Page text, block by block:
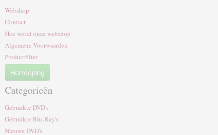
Webshop
Contact
Hoe werkt onze webshop
Algemene Voorwaarden
Productfilter
Herroeping
Categorieën
Gebruikte DVD's
Gebruikte Blu-Ray's
Nieuwe DVD's